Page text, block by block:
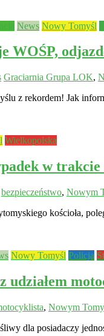
News Nowy Tomyśl
WOŚP,
Graciarnia Grupa LOK,
z rekordem! Jak
Wielkopolska
w
bezpieczeństwo, Nowym
kościoła,
Nowy Tomyśl Policja
, Nowym
dla posiadaczy